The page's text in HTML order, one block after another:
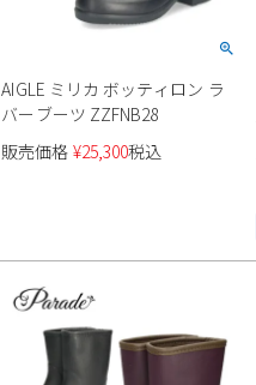
AIGLE ミリカ ボッティロン ラ
バーブーツ ZZFNB28
販売価格 ¥25,300税込